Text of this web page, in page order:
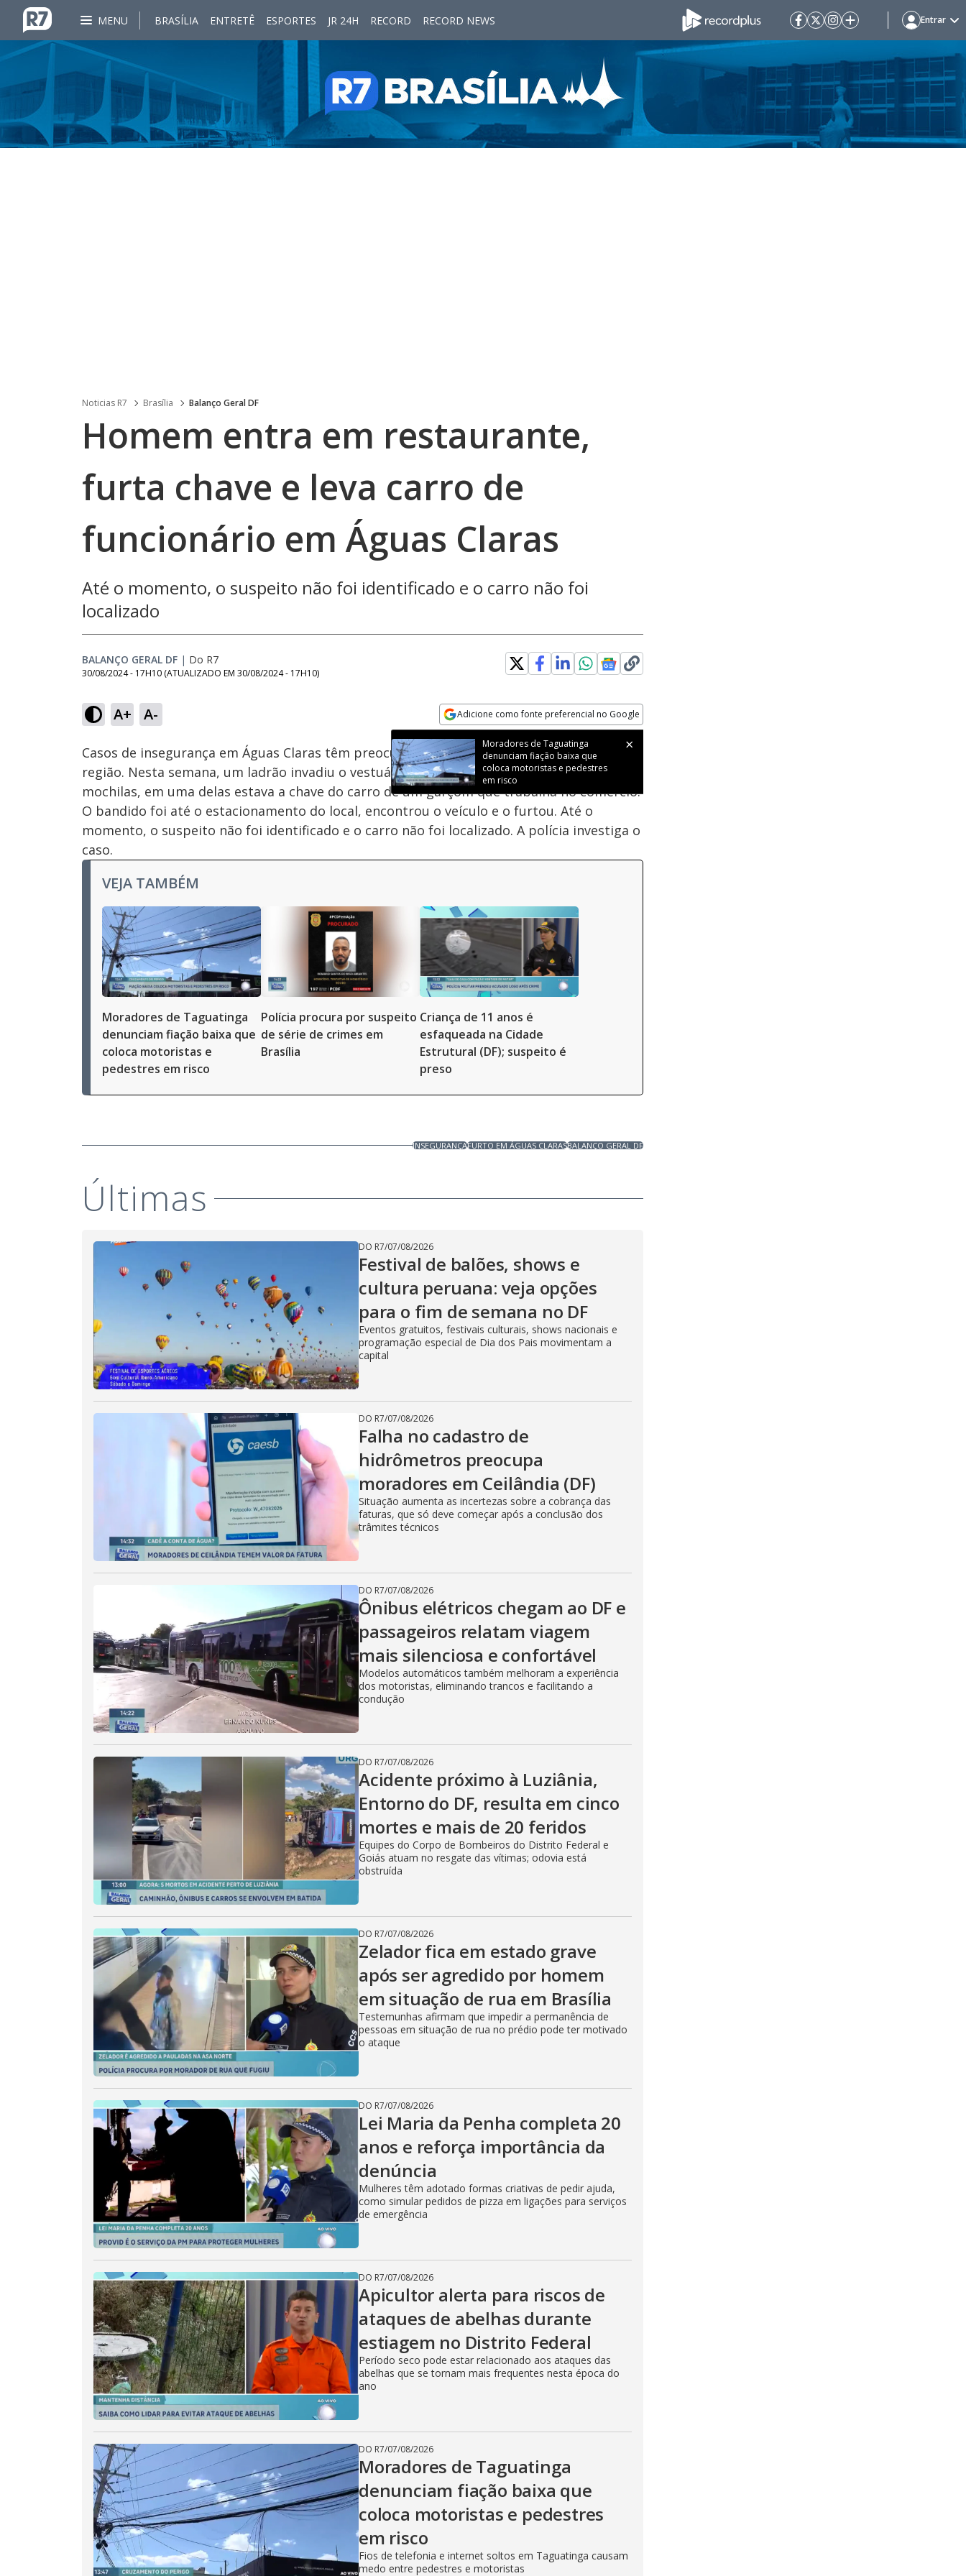
MENU BRASÍLIA ENTRETÊ ESPORTES JR 24H RECORD RECORD NEWS Entrar
Noticias R7 Brasília Balanço Geral DF
Homem entra em restaurante,
furta chave e leva carro de
funcionário em Águas Claras
Até o momento, o suspeito não foi identificado e o carro não foi
localizado
BALANÇO GERAL DF | Do R7
30/08/2024 - 17H10 (ATUALIZADO EM 30/08/2024 - 17H10)
A+ A- Adicione como fonte preferencial no Google
Opens in new window
Moradores de Taguatinga
denunciam fiação baixa que
coloca motoristas e pedestres
em risco
Ativar
Som
Velocidade
Casos de insegurança em Águas Claras têm preocupado moradores e comerciantes da
região. Nesta semana, um ladrão invadiu o vestuário de um restaurante e furtou duas
mochilas, em uma delas estava a chave do carro de um garçom que trabalha no comércio.
O bandido foi até o estacionamento do local, encontrou o veículo e o furtou. Até o
momento, o suspeito não foi identificado e o carro não foi localizado. A polícia investiga o
caso.
VEJA TAMBÉM
Moradores de Taguatinga
denunciam fiação baixa que
coloca motoristas e
pedestres em risco
Polícia procura por suspeito
de série de crimes em
Brasília
Criança de 11 anos é
esfaqueada na Cidade
Estrutural (DF); suspeito é
preso
INSEGURANÇAFURTO EM ÁGUAS CLARASBALANÇO GERAL DF
Últimas
DO R7/07/08/2026
Festival de balões, shows e
cultura peruana: veja opções
para o fim de semana no DF
Eventos gratuitos, festivais culturais, shows nacionais e
programação especial de Dia dos Pais movimentam a
capital
DO R7/07/08/2026
Falha no cadastro de
hidrômetros preocupa
moradores em Ceilândia (DF)
Situação aumenta as incertezas sobre a cobrança das
faturas, que só deve começar após a conclusão dos
trâmites técnicos
DO R7/07/08/2026
Ônibus elétricos chegam ao DF e
passageiros relatam viagem
mais silenciosa e confortável
Modelos automáticos também melhoram a experiência
dos motoristas, eliminando trancos e facilitando a
condução
DO R7/07/08/2026
Acidente próximo à Luziânia,
Entorno do DF, resulta em cinco
mortes e mais de 20 feridos
Equipes do Corpo de Bombeiros do Distrito Federal e
Goiás atuam no resgate das vítimas; odovia está
obstruída
DO R7/07/08/2026
Zelador fica em estado grave
após ser agredido por homem
em situação de rua em Brasília
Testemunhas afirmam que impedir a permanência de
pessoas em situação de rua no prédio pode ter motivado
o ataque
DO R7/07/08/2026
Lei Maria da Penha completa 20
anos e reforça importância da
denúncia
Mulheres têm adotado formas criativas de pedir ajuda,
como simular pedidos de pizza em ligações para serviços
de emergência
DO R7/07/08/2026
Apicultor alerta para riscos de
ataques de abelhas durante
estiagem no Distrito Federal
Período seco pode estar relacionado aos ataques das
abelhas que se tornam mais frequentes nesta época do
ano
DO R7/07/08/2026
Moradores de Taguatinga
denunciam fiação baixa que
coloca motoristas e pedestres
em risco
Fios de telefonia e internet soltos em Taguatinga causam
medo entre pedestres e motoristas